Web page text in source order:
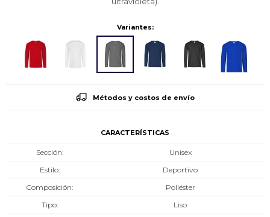
Variantes:
Métodos y costos de envío
CARACTERÍSTICAS
Sección
Unisex
Estilo
Deportivo
Composición
Poliéster
Tipo
Liso